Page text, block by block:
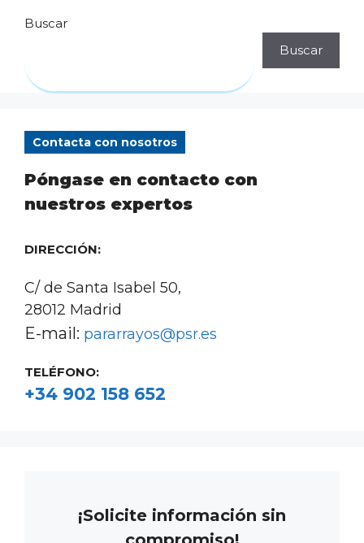
Buscar
Buscar
Contacta con nosotros
Póngase en contacto con
nuestros expertos
DIRECCIÓN:
C/ de Santa Isabel 50,
28012 Madrid
E-mail: pararrayos@psr.es
TELÉFONO:
+34 902 158 652
¡Solicite información sin